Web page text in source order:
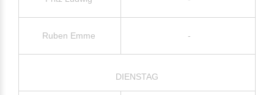
Ruben Emme -
DIENSTAG